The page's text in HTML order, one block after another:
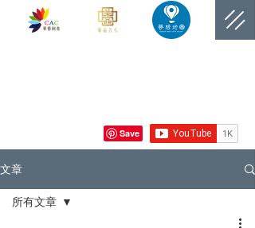
文章
所有文章